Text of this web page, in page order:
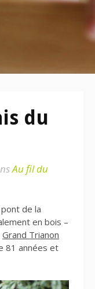
du
Au fil du
de la
en bois –
Grand Trianon
81 années et